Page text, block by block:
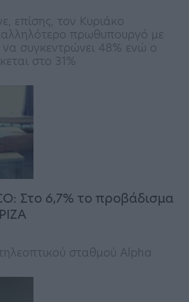
επίσης, τον Κυριάκο
πρωθυπουργό με
συγκεντρώνει 48% ενώ ο
στο 31%
Στο 6,7% το προβάδισμα
σταθμού Alpha